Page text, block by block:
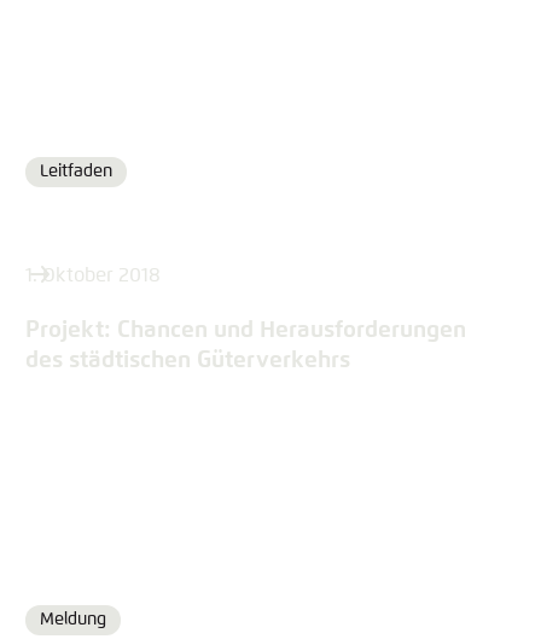
Format
Leitfaden
1. Oktober 2018
Projekt: Chancen und Herausforderungen
des städtischen Güterverkehrs
Format
Meldung